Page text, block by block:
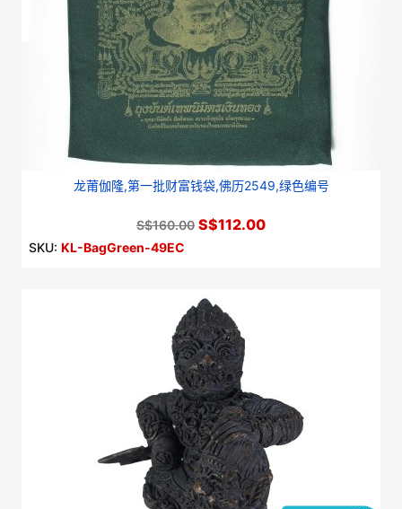
龙莆伽隆,第一批财富钱袋,佛历2549,绿色编号
S$160.00 S$112.00
SKU: KL-BagGreen-49EC